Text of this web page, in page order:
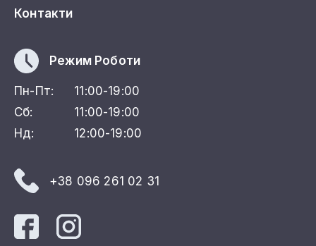
Контакти
Режим Роботи
Пн-Пт:
11:00-19:00
Сб:
11:00-19:00
Нд:
12:00-19:00
+38 096 261 02 31